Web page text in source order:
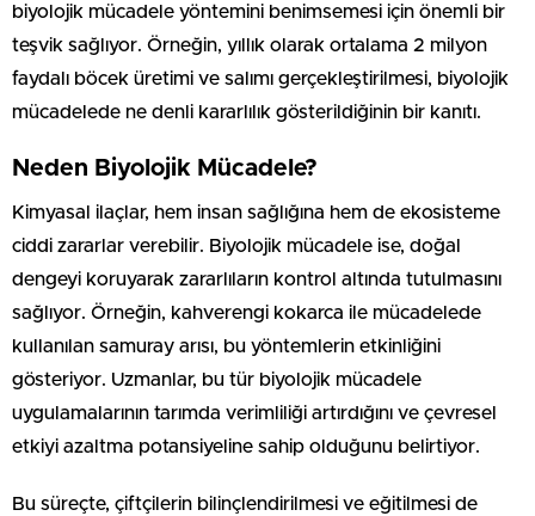
biyolojik mücadele yöntemini benimsemesi için önemli bir
teşvik sağlıyor. Örneğin, yıllık olarak ortalama 2 milyon
faydalı böcek üretimi ve salımı gerçekleştirilmesi, biyolojik
mücadelede ne denli kararlılık gösterildiğinin bir kanıtı.
Neden Biyolojik Mücadele?
Kimyasal ilaçlar, hem insan sağlığına hem de ekosisteme
ciddi zararlar verebilir. Biyolojik mücadele ise, doğal
dengeyi koruyarak zararlıların kontrol altında tutulmasını
sağlıyor. Örneğin, kahverengi kokarca ile mücadelede
kullanılan samuray arısı, bu yöntemlerin etkinliğini
gösteriyor. Uzmanlar, bu tür biyolojik mücadele
uygulamalarının tarımda verimliliği artırdığını ve çevresel
etkiyi azaltma potansiyeline sahip olduğunu belirtiyor.
Bu süreçte, çiftçilerin bilinçlendirilmesi ve eğitilmesi de